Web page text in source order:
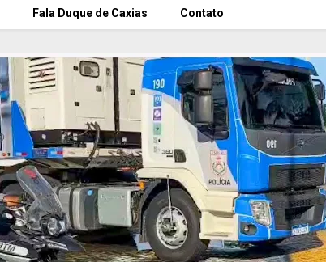
Fala Duque de Caxias Contato